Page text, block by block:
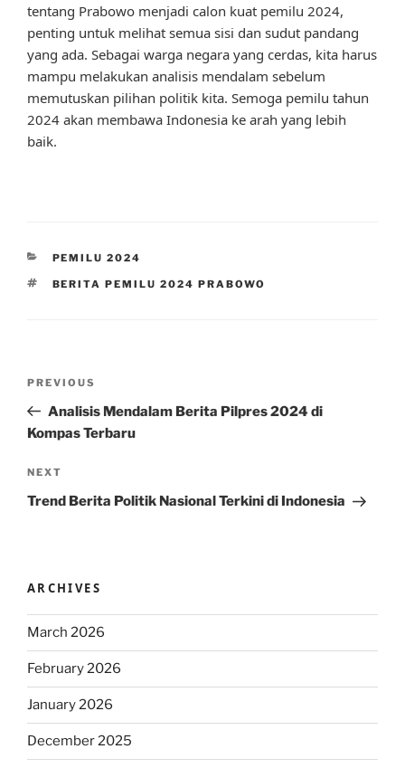
tentang Prabowo menjadi calon kuat pemilu 2024,
penting untuk melihat semua sisi dan sudut pandang
yang ada. Sebagai warga negara yang cerdas, kita harus
mampu melakukan analisis mendalam sebelum
memutuskan pilihan politik kita. Semoga pemilu tahun
2024 akan membawa Indonesia ke arah yang lebih
baik.
CATEGORIES
PEMILU 2024
TAGS
BERITA PEMILU 2024 PRABOWO
Previous
Post
PREVIOUS
Analisis Mendalam Berita Pilpres 2024 di
Kompas Terbaru
Next
Post
NEXT
Trend Berita Politik Nasional Terkini di Indonesia
ARCHIVES
March 2026
February 2026
January 2026
December 2025